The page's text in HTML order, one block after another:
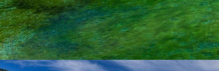
A
folyamatosan
benyújtása a je